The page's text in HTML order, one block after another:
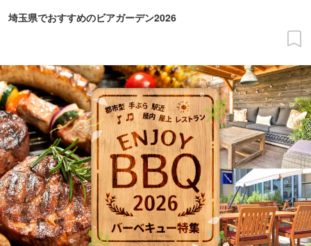
埼玉県でおすすめのビアガーデン2026